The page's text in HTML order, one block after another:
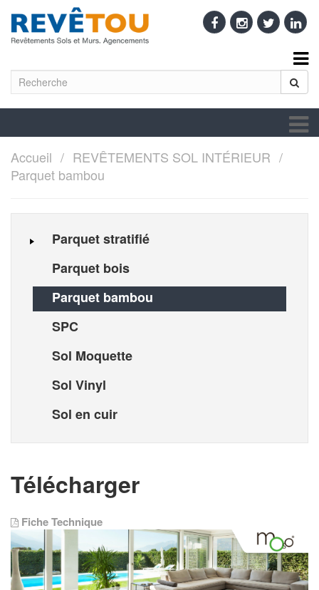
Accueil
REVÊTEMENTS SOL INTÉRIEUR
Parquet bambou
Parquet stratifié
Parquet bois
Parquet bambou
SPC
Sol Moquette
Sol Vinyl
Sol en cuir
Télécharger
Fiche Technique